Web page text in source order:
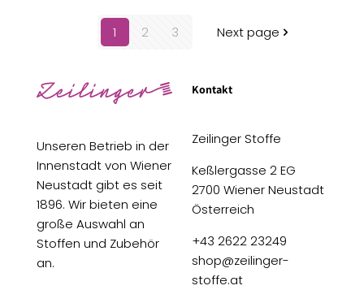
1 2 3 Next page
Unseren Betrieb in der
Innenstadt von Wiener
Neustadt gibt es seit
1896. Wir bieten eine
große Auswahl an
Stoffen und Zubehör
an.
Kontakt
Zeilinger Stoffe
Keßlergasse 2 EG
2700 Wiener Neustadt
Österreich
+43 2622 23249
shop@zeilinger-
stoffe.at